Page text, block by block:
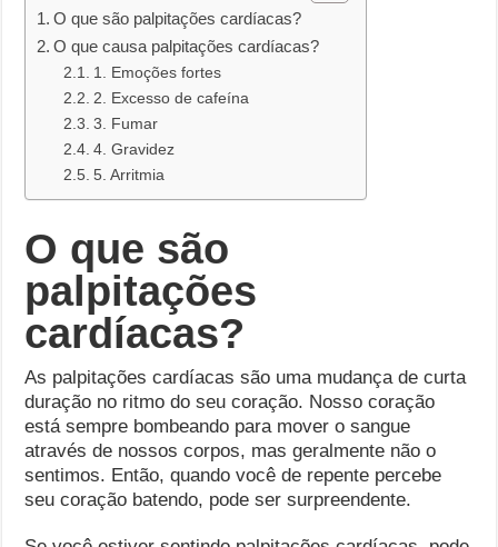
O que são palpitações cardíacas?
O que causa palpitações cardíacas?
1. Emoções fortes
2. Excesso de cafeína
3. Fumar
4. Gravidez
5. Arritmia
O que são
palpitações
cardíacas?
As palpitações cardíacas são uma mudança de curta
duração no ritmo do seu coração. Nosso coração
está sempre bombeando para mover o sangue
através de nossos corpos, mas geralmente não o
sentimos. Então, quando você de repente percebe
seu coração batendo, pode ser surpreendente.